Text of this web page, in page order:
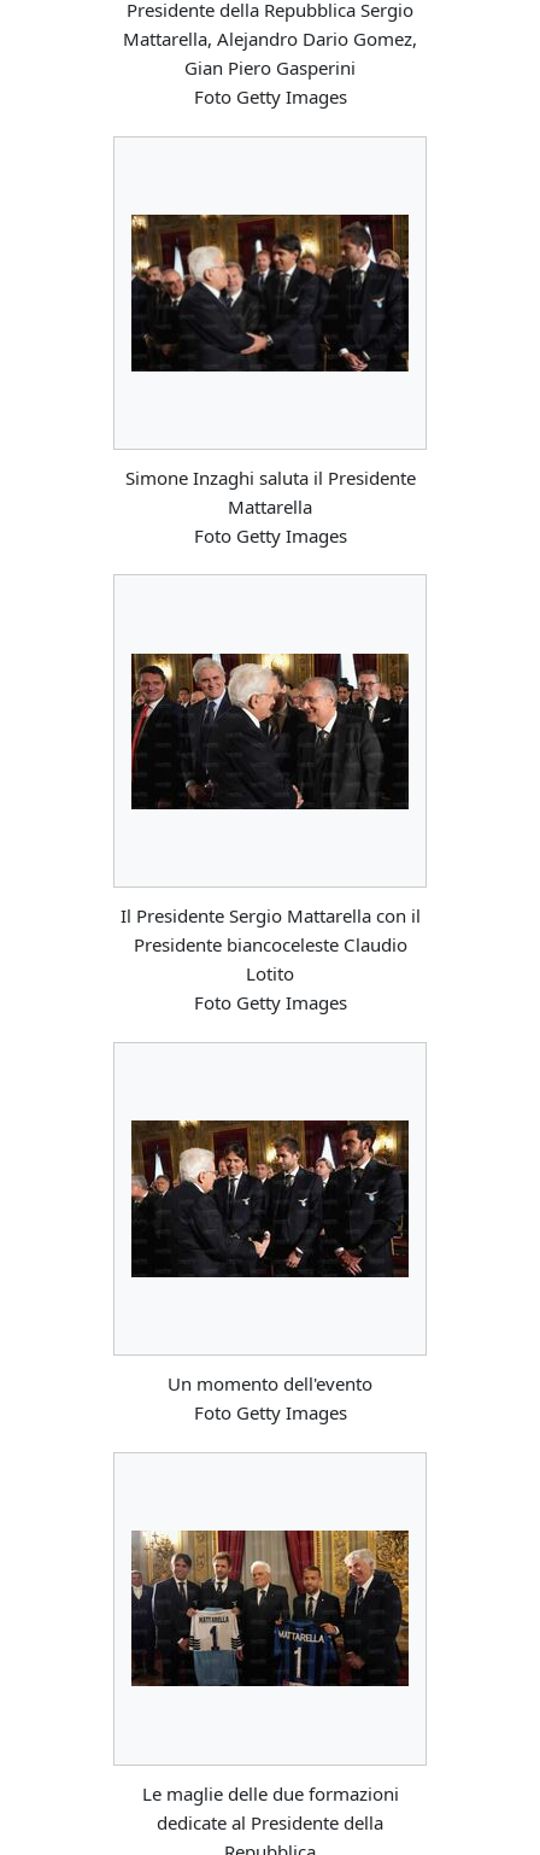
Presidente della Repubblica Sergio
Mattarella, Alejandro Dario Gomez,
Gian Piero Gasperini
Foto Getty Images
Simone Inzaghi saluta il Presidente
Mattarella
Foto Getty Images
Il Presidente Sergio Mattarella con il
Presidente biancoceleste Claudio
Lotito
Foto Getty Images
Un momento dell'evento
Foto Getty Images
Le maglie delle due formazioni
dedicate al Presidente della